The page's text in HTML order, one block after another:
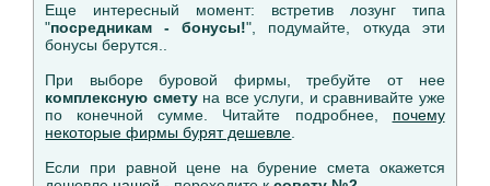
Еще интересный момент: встретив лозунг типа
"посредникам - бонусы!", подумайте, откуда эти
бонусы берутся..
При выборе буровой фирмы, требуйте от нее
комплексную сметуна все услуги, и сравнивайте уже
по конечной сумме. Читайте подробнее, почему
некоторые фирмы бурят дешевле
Если при равной цене на бурение смета окажется